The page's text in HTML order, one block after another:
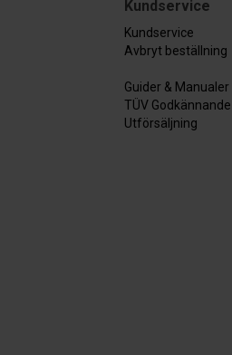
Kundservice
Kundservice
Avbryt beställning
Guider & Manualer
TÜV Godkännande
Utförsäljning